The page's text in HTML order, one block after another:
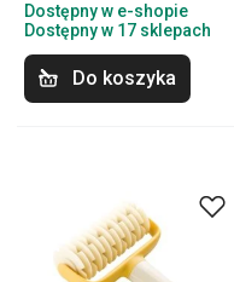
Dostępny w e-shopie
Dostępny w 17 sklepach
Do koszyka